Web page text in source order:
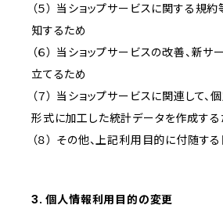
（５） 当ショップサービスに関する規
知するため
（６） 当ショップサービスの改善、新
立てるため
（７） 当ショップサービスに関連して
形式に加工した統計データを作成する
（８） その他、上記利用目的に付随す
3. 個人情報利用目的の変更